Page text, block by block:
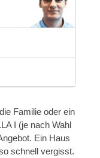
Familie oder ein
I (je nach Wahl
Ein Haus
schnell vergisst.